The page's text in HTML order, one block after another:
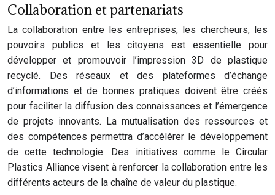
Collaboration et partenariats
La collaboration entre les entreprises, les chercheurs, les
pouvoirs publics et les citoyens est essentielle pour
développer et promouvoir l’impression 3D de plastique
recyclé. Des réseaux et des plateformes d’échange
d’informations et de bonnes pratiques doivent être créés
pour faciliter la diffusion des connaissances et l’émergence
de projets innovants. La mutualisation des ressources et
des compétences permettra d’accélérer le développement
de cette technologie. Des initiatives comme le Circular
Plastics Alliance visent à renforcer la collaboration entre les
différents acteurs de la chaîne de valeur du plastique.